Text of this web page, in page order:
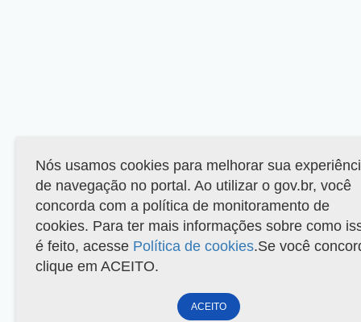
Nós usamos cookies para melhorar sua
de navegação no portal. Ao utilizar o gov.br, você
concorda com a política de monitoramento de
cookies. Para ter mais informações sobre como
é feito, acesse Política de cookies.Se você
clique em ACEITO.
ACEITO